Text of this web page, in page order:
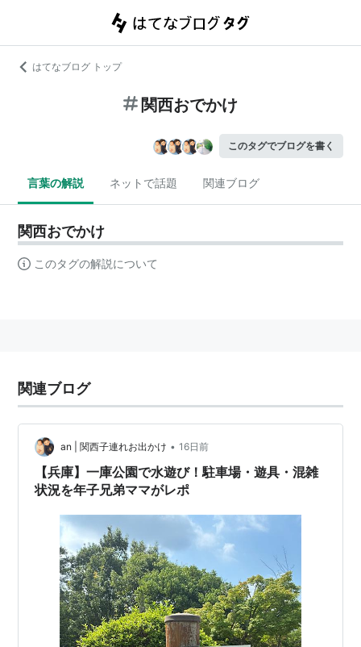
はてなブログ トップ
関西おでかけ
このタグでブログを書く
言葉の解説 ネットで話題 関連ブログ
関西おでかけ
このタグの解説について
関連ブログ
an | 関西子連れお出かけ • 16日前
【兵庫】一庫公園で水遊び！駐車場・遊具・混雑
状況を年子兄弟ママがレポ